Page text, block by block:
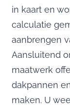
in kaart en
calculatie
aanbrengen
Aansluitend
maatwerk
dakpannen
maken. U